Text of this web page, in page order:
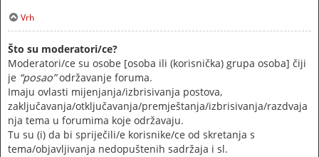
Vrh
Što su moderatori/ce?
Moderatori/ce su osobe [osoba ili (korisnička) grupa osoba] čiji
je “posao”održavanje foruma.
Imaju ovlasti mijenjanja/izbrisivanja postova,
zaključavanja/otključavanja/premještanja/izbrisivanja/razdvaja
nja tema u forumima koje održavaju.
Tu su (i) da bi spriječili/e korisnike/ce od skretanja s
tema/objavljivanja nedopuštenih sadržaja i sl.